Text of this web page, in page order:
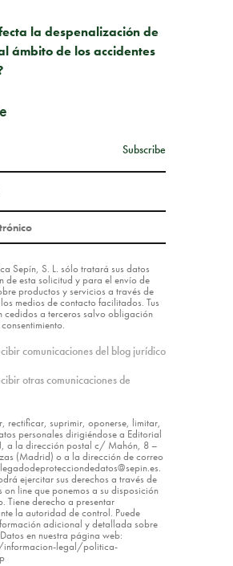
la despenalización de
ámbito de los accidentes
Sepín, S. L. sólo tratará sus datos
de esta solicitud y para el envío de
productos y servicios a través de
medios de contacto facilitados. Tus
cedidos a terceros salvo obligación
comunicaciones del blog jurídico
otras comunicaciones de
rectificar, suprimir, oponerse, limitar,
personales dirigiéndose a Editorial
a la dirección postal c/ Mahón, 8 –
(Madrid) o a la dirección de correo
ejercitar sus derechos a través de
on line que ponemos a su disposición
Tiene derecho a presentar
la autoridad de control. Puede
adicional y detallada sobre
en nuestra página web:
informacion-legal/politica-